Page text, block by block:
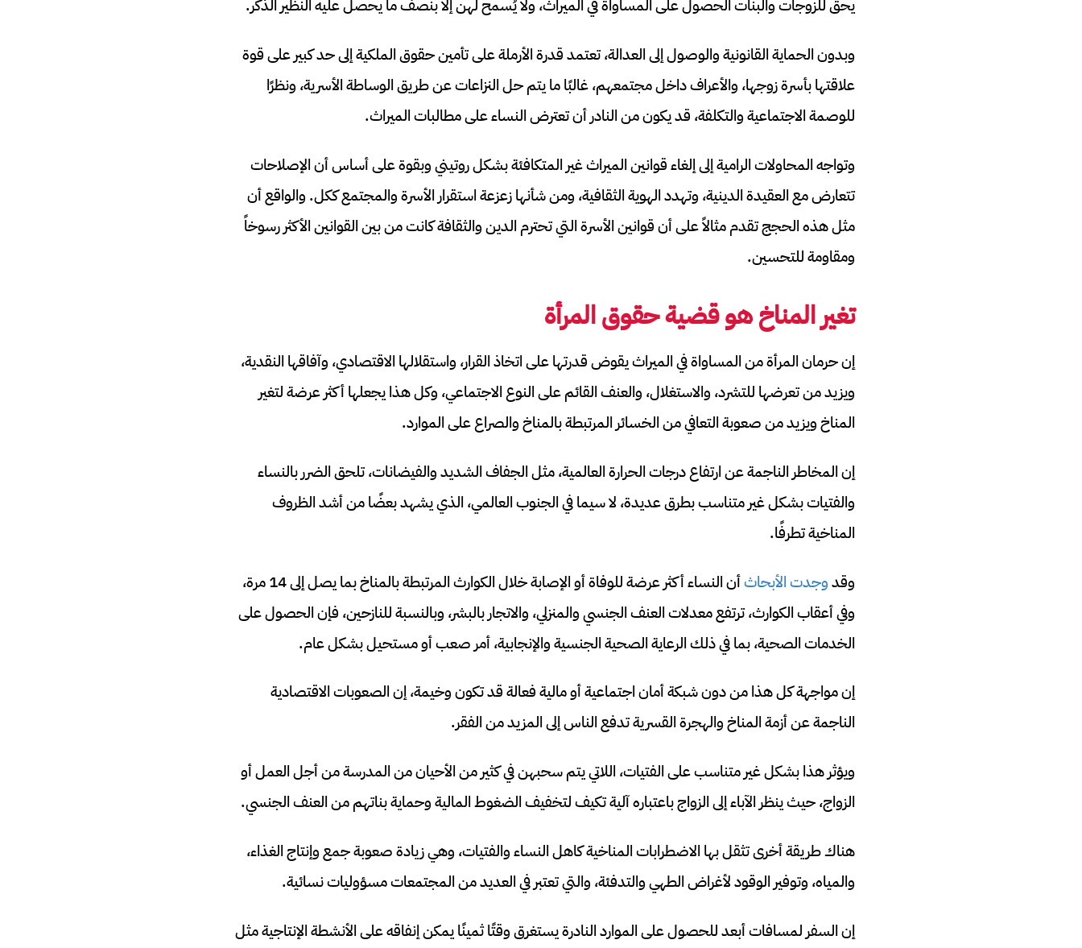
يحق للزوجات والبنات الحصول على المساواة في الميراث، ولا يُسمح لهن إلا بنصف ما يحصل عليه النظير الذكر.
وبدون الحماية القانونية والوصول إلى العدالة، تعتمد قدرة الأرملة على تأمين حقوق الملكية إلى حد كبير على قوة
علاقتها بأسرة زوجها، والأعراف داخل مجتمعهم، غالبًا ما يتم حل النزاعات عن طريق الوساطة الأسرية، ونظرًا
للوصمة الاجتماعية والتكلفة، قد يكون من النادر أن تعترض النساء على مطالبات الميراث.
وتواجه المحاولات الرامية إلى إلغاء قوانين الميراث غير المتكافئة بشكل روتيني وبقوة على أساس أن الإصلاحات
تتعارض مع العقيدة الدينية، وتهدد الهوية الثقافية، ومن شأنها زعزعة استقرار الأسرة والمجتمع ككل. والواقع أن
مثل هذه الحجج تقدم مثالاً على أن قوانين الأسرة التي تحترم الدين والثقافة كانت من بين القوانين الأكثر رسوخاً
ومقاومة للتحسين.
تغير المناخ هو قضية حقوق المرأة
إن حرمان المرأة من المساواة في الميراث يقوض قدرتها على اتخاذ القرار، واستقلالها الاقتصادي، وآفاقها النقدية،
ويزيد من تعرضها للتشرد، والاستغلال، والعنف القائم على النوع الاجتماعي، وكل هذا يجعلها أكثر عرضة لتغير
المناخ ويزيد من صعوبة التعافي من الخسائر المرتبطة بالمناخ والصراع على الموارد.
إن المخاطر الناجمة عن ارتفاع درجات الحرارة العالمية، مثل الجفاف الشديد والفيضانات، تلحق الضرر بالنساء
والفتيات بشكل غير متناسب بطرق عديدة، لا سيما في الجنوب العالمي، الذي يشهد بعضًا من أشد الظروف
المناخية تطرفًا.
وقدوجدت الأبحاث
أن النساء أكثر عرضة للوفاة أو الإصابة خلال الكوارث المرتبطة بالمناخ بما يصل إلى 14 مرة،
وفي أعقاب الكوارث، ترتفع معدلات العنف الجنسي والمنزلي، والاتجار بالبشر، وبالنسبة للنازحين، فإن الحصول على
الخدمات الصحية، بما في ذلك الرعاية الصحية الجنسية والإنجابية، أمر صعب أو مستحيل بشكل عام.
إن مواجهة كل هذا من دون شبكة أمان اجتماعية أو مالية فعالة قد تكون وخيمة، إن الصعوبات الاقتصادية
الناجمة عن أزمة المناخ والهجرة القسرية تدفع الناس إلى المزيد من الفقر.
ويؤثر هذا بشكل غير متناسب على الفتيات، اللاتي يتم سحبهن في كثير من الأحيان من المدرسة من أجل العمل أو
الزواج، حيث ينظر الآباء إلى الزواج باعتباره آلية تكيف لتخفيف الضغوط المالية وحماية بناتهم من العنف الجنسي.
هناك طريقة أخرى تثقل بها الاضطرابات المناخية كاهل النساء والفتيات، وهي زيادة صعوبة جمع وإنتاج الغذاء،
والمياه، وتوفير الوقود لأغراض الطهي والتدفئة، والتي تعتبر في العديد من المجتمعات مسؤوليات نسائية.
إن السفر لمسافات أبعد للحصول على الموارد النادرة يستغرق وقتًا ثمينًا يمكن إنفاقه على الأنشطة الإنتاجية مثل